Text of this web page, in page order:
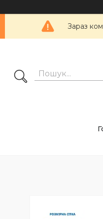
Зараз